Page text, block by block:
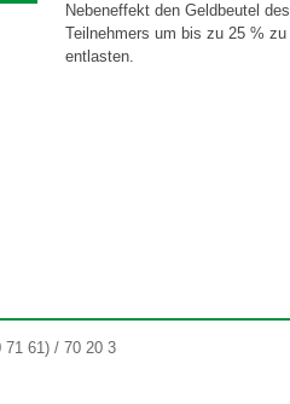
Nebeneffekt den Geldbeutel des
Teilnehmers um bis zu 25 % zu
entlasten.
71 61) / 70 20 3